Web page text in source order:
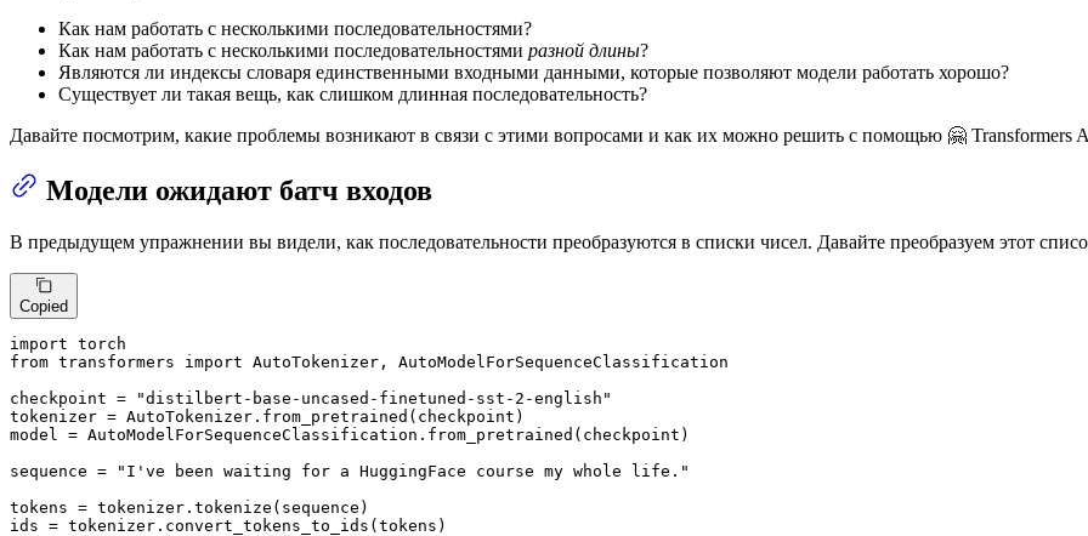
Как нам работать с несколькими последовательностями?
Как нам работать с несколькими последовательностями разной длины?
Являются ли индексы словаря единственными входными данными, которые позволяют модели работать хорошо?
Существует ли такая вещь, как слишком длинная последовательность?
Давайте посмотрим, какие проблемы возникают в связи с этими вопросами и как их можно решить с помощью 🤗 Transformers
Модели ожидают батч входов
В предыдущем упражнении вы видели, как последовательности преобразуются в списки чисел. Давайте преобразуем этот
Copied
import
from transformers import AutoTokenizer, AutoModelForSequenceClassification
checkpoint =
"distilbert-base-uncased-finetuned-sst-2-english"
tokenizer = AutoTokenizer.from_pretrained(checkpoint)
model = AutoModelForSequenceClassification.from_pretrained(checkpoint)
sequence =
"I've been waiting for a HuggingFace course my whole life."
tokens = tokenizer.tokenize(sequence)
ids = tokenizer.convert_tokens_to_ids(tokens)